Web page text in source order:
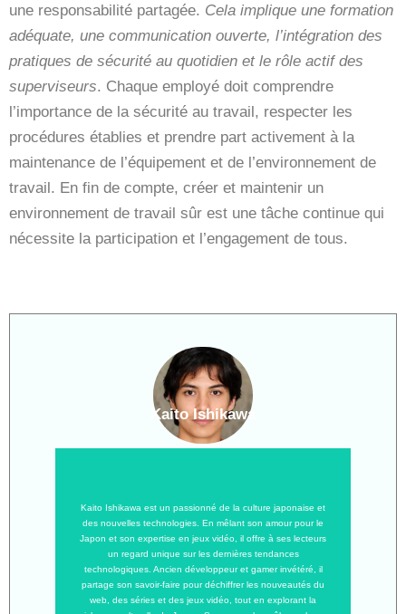
une responsabilité partagée. Cela implique une formation
adéquate, une communication ouverte, l’intégration des
pratiques de sécurité au quotidien et le rôle actif des
superviseurs. Chaque employé doit comprendre
l’importance de la sécurité au travail, respecter les
procédures établies et prendre part activement à la
maintenance de l’équipement et de l’environnement de
travail. En fin de compte, créer et maintenir un
environnement de travail sûr est une tâche continue qui
nécessite la participation et l’engagement de tous.
Kaito Ishikawa est un passionné de la culture japonaise et
des nouvelles technologies. En mêlant son amour pour le
Japon et son expertise en jeux vidéo, il offre à ses lecteurs
un regard unique sur les dernières tendances
technologiques. Ancien développeur et gamer invétéré, il
partage son savoir-faire pour déchiffrer les nouveautés du
web, des séries et des jeux vidéo, tout en explorant la
Kaito Ishikawa